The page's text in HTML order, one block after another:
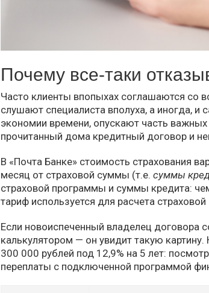
Почему все-таки
Часто клиенты впопыхах соглашаются со
слушают специалиста вполуха, а иногда, и
экономии времени, опускают часть важных
прочитанный дома кредитный договор и
В «Почта Банке» стоимость страхования
месяц от страховой суммы (т.е. суммы
страховой программы и суммы кредита:
тариф используется для расчета
Если новоиспеченный владелец договора
калькулятором — он увидит такую
300 000 рублей под 12,9% на 5 лет:
переплаты с подключенной программой